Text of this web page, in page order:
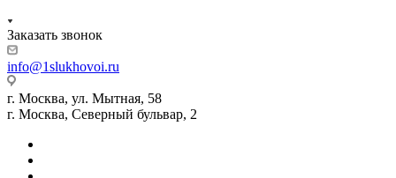
Заказать звонок
info@1slukhovoi.ru
г. Москва, ул. Мытная, 58
г. Москва, Северный бульвар, 2